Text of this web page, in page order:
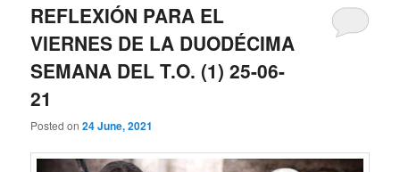
REFLEXIÓN PARA EL
VIERNES DE LA DUODÉCIMA
SEMANA DEL T.O. (1) 25-06-
21
Posted on24 June, 2021